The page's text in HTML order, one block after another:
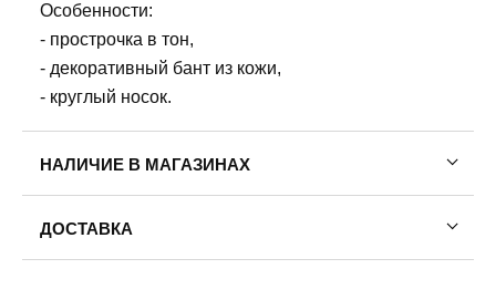
Особенности:
- прострочка в тон,
- декоративный бант из кожи,
- круглый носок.
НАЛИЧИЕ В МАГАЗИНАХ
ДОСТАВКА
Пермь — бесплатно